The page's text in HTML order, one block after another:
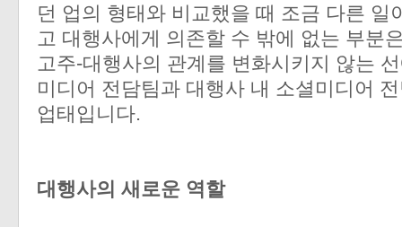
던 업의 형태와 비교했을 때 조금 다른 일
고 대행사에게 의존할 수 밖에 없는 부분
고주-대행사의 관계를 변화시키지 않는
미디어 전담팀과 대행사 내 소셜미디어
업태입니다.
대행사의 새로운 역할